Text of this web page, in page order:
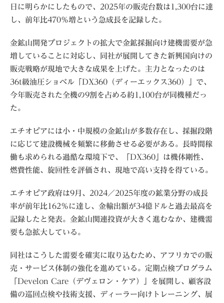
日に明らかにしたもので、2025年の販売台数は1,300台に達
し、前年比470％増という急成長を記録した。
金鉱山開発プロジェクトの拡大で金鉱採掘向け建機需要が急
増していることに対応し、同社が展開してきた新興国向けの
販売戦略が現地で大きな成果を上げた。主力となったのは
36t級油圧ショベル「DX360（ディーエックス360）」で、
今年販売された全機の9割を占める約1,100台が同機種だっ
た。
エチオピアには小・中規模の金鉱山が多数存在し、採掘段階
に応じて建設機械を頻繁に移動させる必要がある。長時間稼
働も求められる過酷な環境下で、「DX360」は機体剛性、
燃費性能、旋回性を評価され、現地で高い支持を得ている。
エチオピア政府は9月、2024／2025年度の鉱業分野の成長
率が前年比162％に達し、金輸出額が34億ドルと過去最高を
記録したと発表。金鉱山関連投資が大きく進むなか、建機需
要も急拡大している。
同社はこうした需要を確実に取り込むため、アフリカでの販
売・サービス体制の強化を進めている。定期点検プログラム
「Develon Care（デヴェロン・ケア）」を展開し、顧客設
備の巡回点検や技術支援、ディーラー向けトレーニング、展